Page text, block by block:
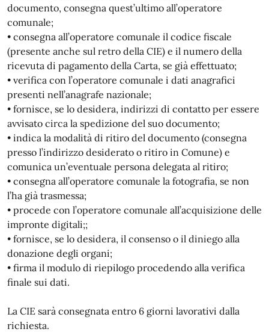
documento, consegna quest’ultimo all’operatore
comunale;
• consegna all’operatore comunale il codice fiscale
(presente anche sul retro della CIE) e il numero della
ricevuta di pagamento della Carta, se già effettuato;
• verifica con l’operatore comunale i dati anagrafici
presenti nell’anagrafe nazionale;
• fornisce, se lo desidera, indirizzi di contatto per essere
avvisato circa la spedizione del suo documento;
• indica la modalità di ritiro del documento (consegna
presso l’indirizzo desiderato o ritiro in Comune) e
comunica un’eventuale persona delegata al ritiro;
• consegna all’operatore comunale la fotografia, se non
l’ha già trasmessa;
• procede con l’operatore comunale all’acquisizione delle
impronte digitali;;
• fornisce, se lo desidera, il consenso o il diniego alla
donazione degli organi;
• firma il modulo di riepilogo procedendo alla verifica
finale sui dati.
La CIE sarà consegnata entro 6 giorni lavorativi dalla
richiesta.